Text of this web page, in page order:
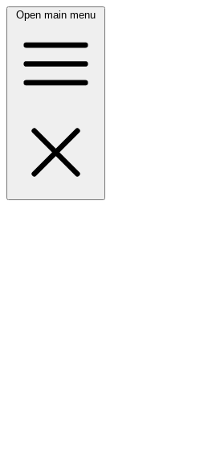
Open main menu